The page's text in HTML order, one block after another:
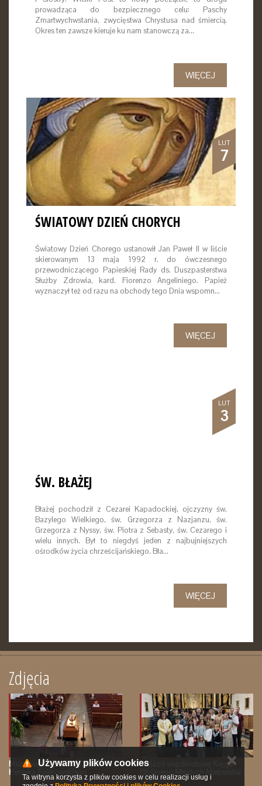
prowadząca do bezpiecznego celu: Paschy
Zmartwychwstania, zwycięstwa Chrystusa nad śmiercią.
Okres ten zawsze kieruje ku nam stanowczą za…
WIĘCEJ
LUT
7
ŚWIATOWY DZIEŃ CHORYCH
Światowy Dzień Chorego ustanowił Jan Paweł II w liście
skierowanym 13 maja 1992 r. do ówczesnego
przewodniczącego Papieskiej Rady ds. Duszpasterstwa
Służby Zdrowia, kard. Fiorenzo Angeliniego. Papież
wyznaczył też od razu na obchody tego Dnia wspomn…
WIĘCEJ
LUT
3
ŚW. BŁAŻEJ
Błażej pochodził z Cezarei Kapadockiej, ojczyzny św.
Bazylego Wielkiego, św. Grzegorza z Nazjanzu, św.
Grzegorza z Nyssy, św. Piotra z Sebasty, św. Cezarego i
wielu innych. Był to niegdyś jeden z najbujniejszych
ośrodków życia chrześcijańskiego. Bła…
WIĘCEJ
Zdjęcia
Msza pogrzebowa śp. Ks.
Henryka Galikowskiego
Wyjazd wspólnotowy Kręgu
Biblijnego Młodych Małżeństw
Używamy plików cookies
Ta witryna korzysta z plików cookies w celu realizacji usług i
✕